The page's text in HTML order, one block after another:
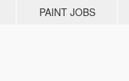
PAINT JOBS